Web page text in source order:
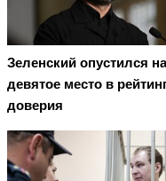
Зеленский опустился на
девятое место в
доверия